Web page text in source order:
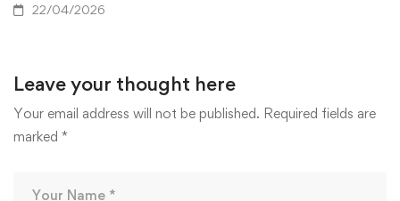
22/04/2026
Leave your thought here
Your email address will not be published. Required fields are
marked *